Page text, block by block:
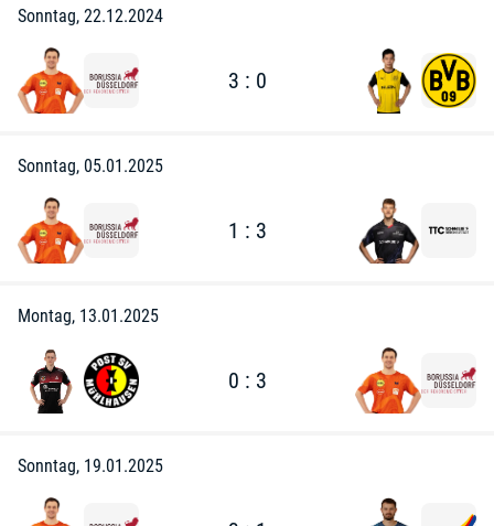
Sonntag, 22.12.2024
3 : 0
Sonntag, 05.01.2025
1 : 3
Montag, 13.01.2025
0 : 3
Sonntag, 19.01.2025